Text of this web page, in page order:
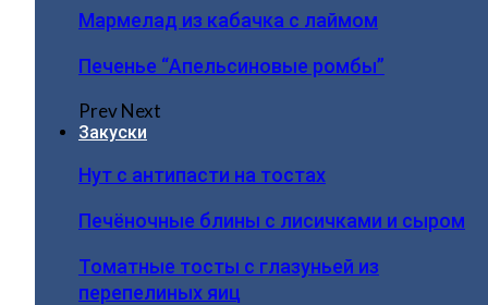
Мармелад из кабачка с лаймом
Печенье “Апельсиновые ромбы”
PrevNext
Закуски
Нут с антипасти на тостах
Печёночные блины с лисичками и сыром
Томатные тосты с глазуньей из
перепелиных яиц